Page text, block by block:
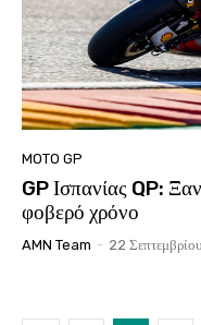
MOTO GP
GP Ισπανίας QP:
φοβερό χρόνο
AMN Team - 22